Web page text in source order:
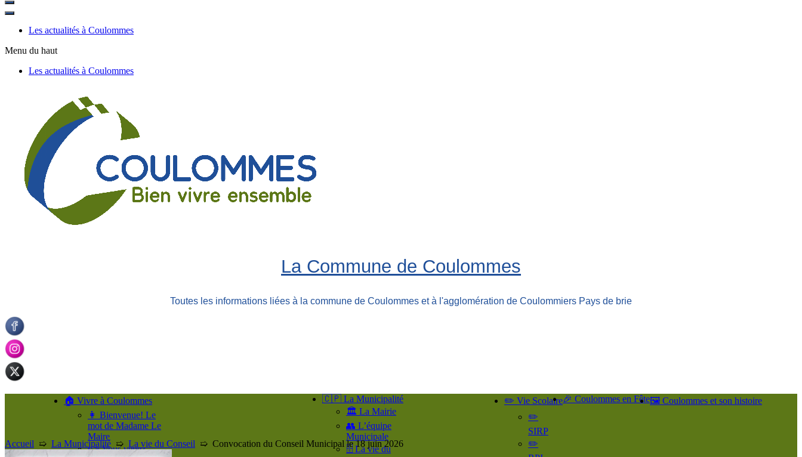
Fermer
rechercheLes actualités à Coulommes
Menu du haut
Les actualités à Coulommes
La Commune de Coulommes
Toutes les informations liées à la commune de Coulommes et à l'agglomération de Coulommiers Pays de brie
🏠 Vivre à Coulommes
👩 Bienvenue! Le
mot de Madame Le
Maire
👉 Vous venez
🇨🇵 La Municipalité
🏛️ La Mairie
👥​ L’équipe
Municipale
🗄️ La vie du
✏️ Vie Scolaire
✏️
SIRP
✏️
🎉 Coulommes en Fête🖼️ Coulommes et son histoire
Accueil ➯ La Municipalité ➯ La vie du Conseil ➯ Convocation du Conseil Municipal le 18 juin 2026